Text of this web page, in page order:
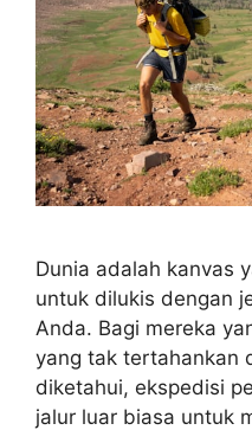
Dunia adalah kanvas
untuk dilukis dengan
Anda. Bagi mereka
yang tak tertahankan
diketahui, ekspedisi
jalur luar biasa untuk